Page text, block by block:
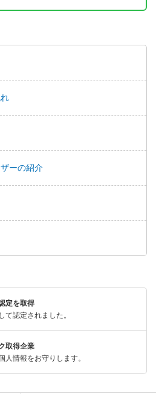
ーの紹介
定を取得
て認定されました。
取得企業
人情報をお守りします。